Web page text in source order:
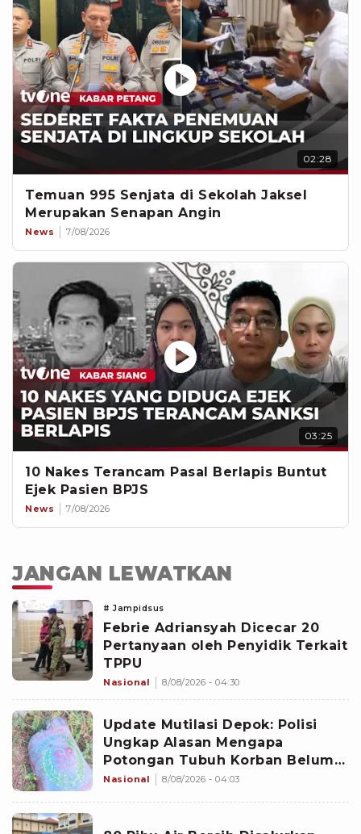
02:28
Temuan 995 Senjata di Sekolah Jaksel
Merupakan Senapan Angin
News 7/08/2026
03:25
10 Nakes Terancam Pasal Berlapis Buntut
Ejek Pasien BPJS
News 7/08/2026
JANGAN LEWATKAN
# Jampidsus
Febrie Adriansyah Dicecar 20
Pertanyaan oleh Penyidik Terkait
TPPU
Nasional 8/08/2026 - 04:30
Update Mutilasi Depok: Polisi
Ungkap Alasan Mengapa
Potongan Tubuh Korban Belum
Juga Ditemukan
Nasional 8/08/2026 - 04:03